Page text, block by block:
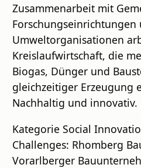
Zusammenarbeit mit
Forschungseinrichtungen
Umweltorganisationen
Kreislaufwirtschaft, die
Biogas, Dünger und
gleichzeitiger Erzeugung
Nachhaltig und innovativ.
Kategorie Social
Challenges: Rhomberg
Vorarlberger